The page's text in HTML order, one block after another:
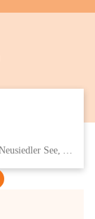
Eisenstädter Straße 18, 7091 Breitenbrunn am Neusiedler See, AUT